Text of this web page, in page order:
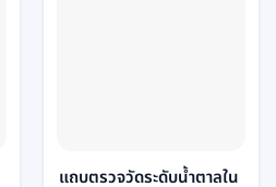
แถบตรวจวัดระดับน้ำตาลใน